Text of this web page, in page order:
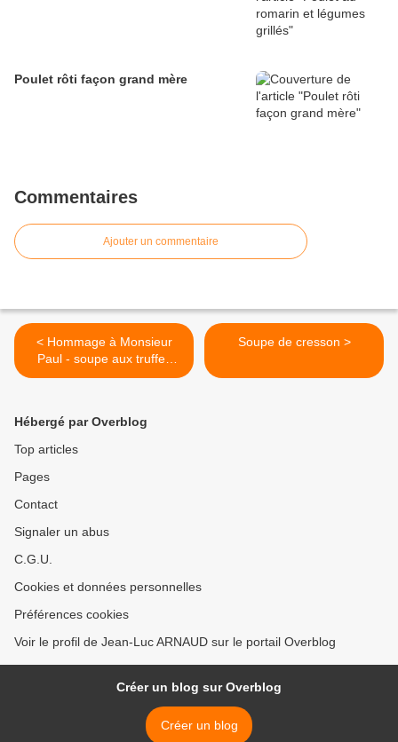
Poulet rôti façon grand mère
Commentaires
Ajouter un commentaire
< Hommage à Monsieur
Paul - soupe aux truffes
VGE
Soupe de cresson >
Hébergé par Overblog
Top articles
Pages
Contact
Signaler un abus
C.G.U.
Cookies et données personnelles
Préférences cookies
Voir le profil de Jean-Luc ARNAUD sur le portail Overblog
Créer un blog sur Overblog
Créer un blog